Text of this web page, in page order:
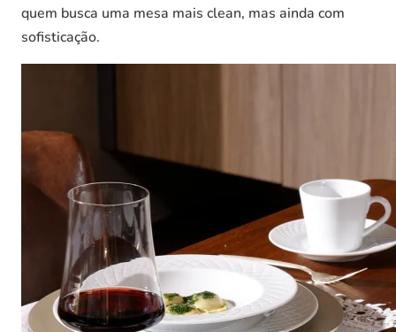
quem busca uma mesa mais clean, mas ainda com
sofisticação.